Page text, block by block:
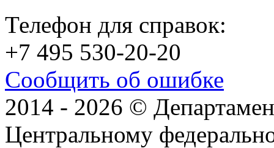
Телефон для справок:
+7 495 530-20-20
Сообщить об ошибке
2014 - 2026 ©
Центральному